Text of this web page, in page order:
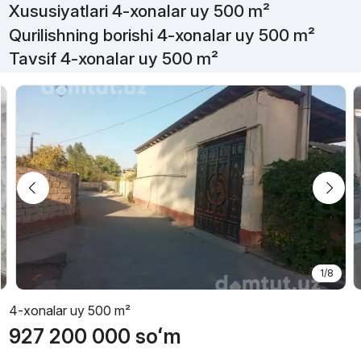
Xususiyatlari 4-xonalar uy 500 m²
Qurilishning borishi 4-xonalar uy 500 m²
Tavsif 4-xonalar uy 500 m²
1/8
4-xonalar uy 500 m²
927 200 000 soʻm